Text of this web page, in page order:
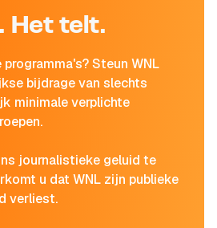
Het telt.
Steun WNL
bijdrage van slechts
minimale verplichte
journalistieke geluid te
u dat WNL zijn publieke
verliest.